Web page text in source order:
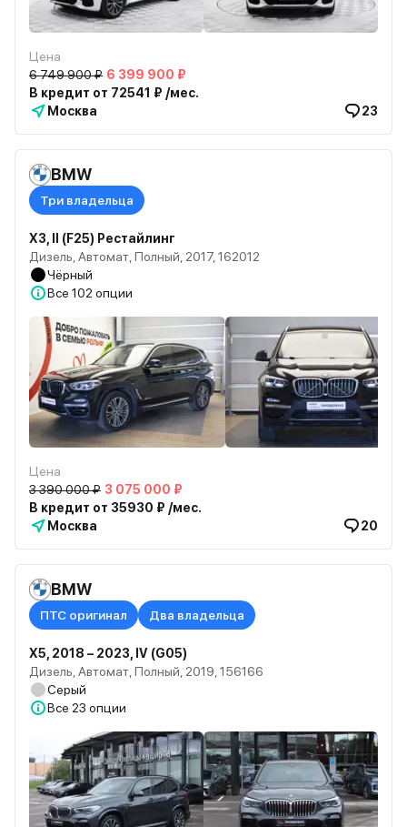
Цена
6 749 900 ₽ 6 399 900 ₽
В кредит от 72541 ₽ /мес.
Москва
23
BMW
Три владельца
X3, II (F25) Рестайлинг
Дизель, Автомат, Полный, 2017, 162012
Чёрный
Все 102 опции
Цена
3 390 000 ₽ 3 075 000 ₽
В кредит от 35930 ₽ /мес.
Москва
20
BMW
ПТС оригинал Два владельца
X5, 2018 – 2023, IV (G05)
Дизель, Автомат, Полный, 2019, 156166
Серый
Все 23 опции